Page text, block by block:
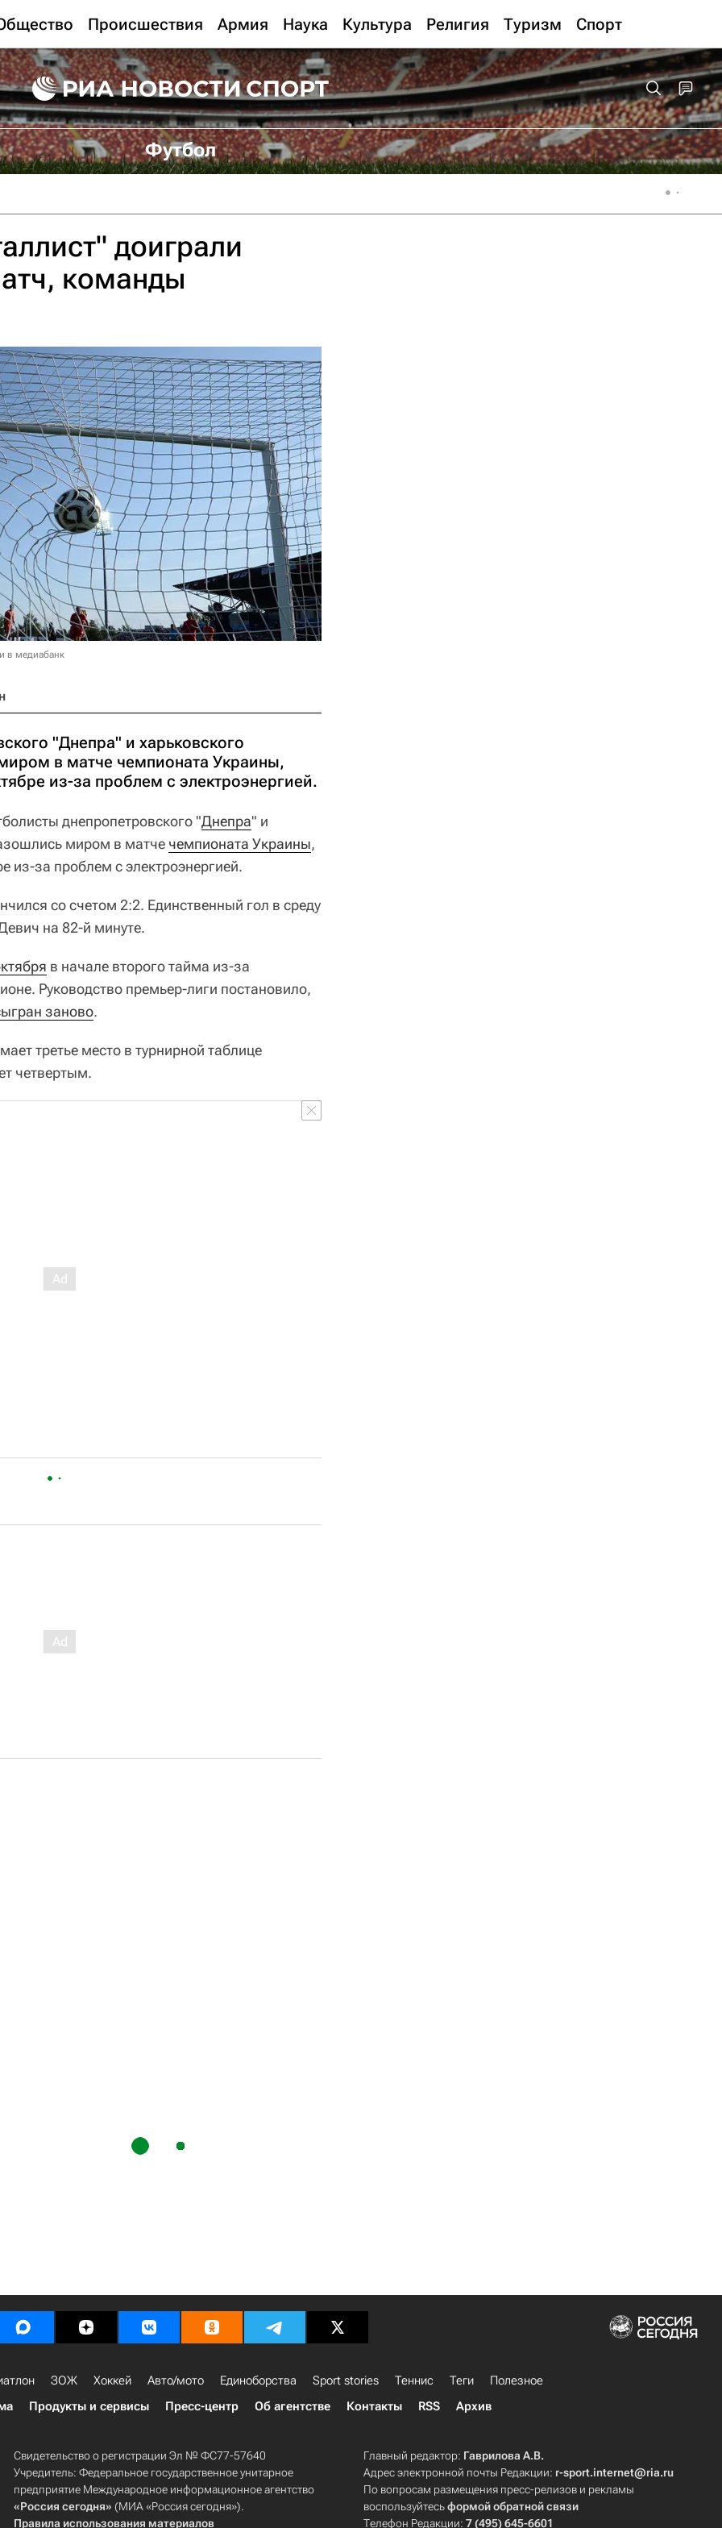
Происшествия Армия Наука Культура Религия Туризм Спорт
Футбол
доиграли
команды
в медиабанк
"Днепра" и харьковского
в матче чемпионата Украины,
из-за проблем с электроэнергией.
днепропетровского "Днепра" и
миром в матче чемпионата Украины,
из-за проблем с электроэнергией.
со счетом 2:2. Единственный гол в среду
на 82-й минуте.
в начале второго тайма из-за
Руководство премьер-лиги постановило,
заново.
третье место в турнирной таблице
четвертым.
ЗОЖ Хоккей Авто/мото Единоборства Sport stories Теннис Теги
Полезное
Продукты и сервисы Пресс-центр Об агентстве Контакты RSS Архив
Свидетельство о регистрации Эл № ФС77-57640
Учредитель: Федеральное государственное унитарное
предприятие Международное информационное агентство
«Россия сегодня» (МИА «Россия сегодня»).
Правила использования материалов
Главный редактор: Гаврилова А.В.
Адрес электронной почты Редакции: r-sport.internet@ria.ru
По вопросам размещения пресс-релизов и рекламы
воспользуйтесьформой обратной связи
Телефон Редакции:7 (495) 645-6601